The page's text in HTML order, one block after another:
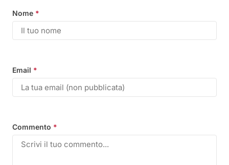
Nome *
Email *
Commento *